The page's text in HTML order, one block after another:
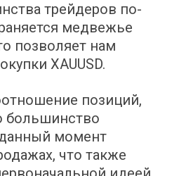
трейдеров по-
медвежье
позволяет нам
XAUUSD.
позиций,
большинство
момент
что также